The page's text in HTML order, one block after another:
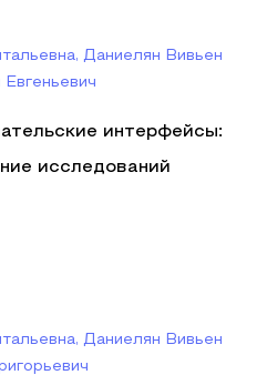
Даниелян Вивьен
интерфейсы:
исследований
Даниелян Вивьен